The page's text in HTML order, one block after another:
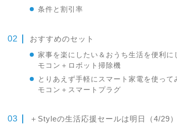
条件と割引率
おすすめのセット
家事を楽にしたい＆おうち生活を便利に
モコン＋ロボット掃除機
とりあえず手軽にスマート家電を使っ
モコン＋スマートプラグ
＋Styleの生活応援セールは明日（4/29）